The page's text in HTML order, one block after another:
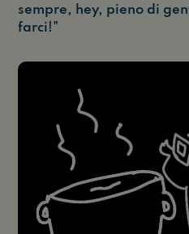
sempre, hey, pieno di
farci!"